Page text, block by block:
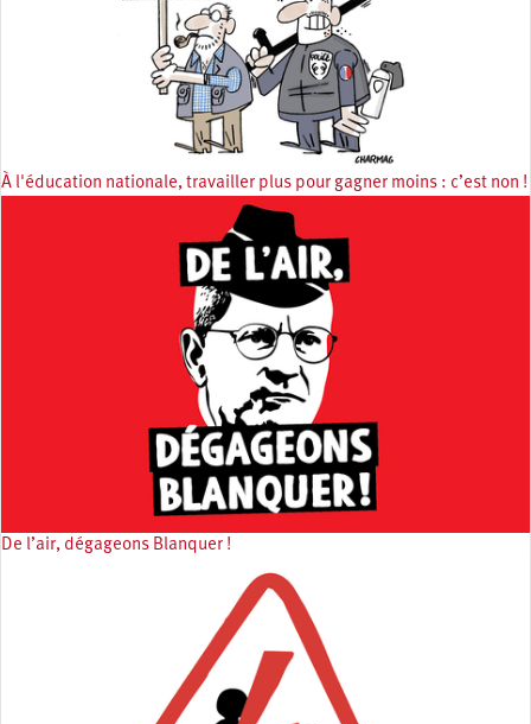
À l'éducation nationale, travailler plus pour gagner moins : c’est non !
De l’air, dégageons Blanquer !